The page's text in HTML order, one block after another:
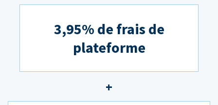
3,95% de frais de
plateforme